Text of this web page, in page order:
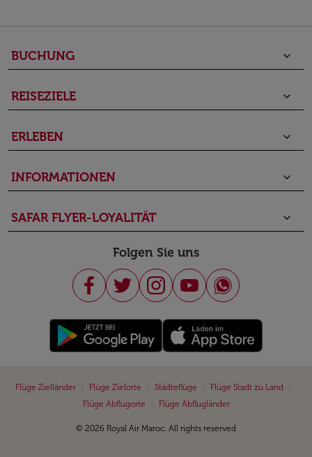
BUCHUNG keyboard_arrow_down
REISEZIELE keyboard_arrow_down
ERLEBEN keyboard_arrow_down
INFORMATIONEN keyboard_arrow_down
SAFAR FLYER-LOYALITÄT keyboard_arrow_down
Folgen Sie uns
Flüge Zielländer Flüge Zielorte Städteflüge Flüge Stadt zu Land
Flüge Abflugorte
Flüge Abflugländer
© 2026 Royal Air Maroc. All rights reserved